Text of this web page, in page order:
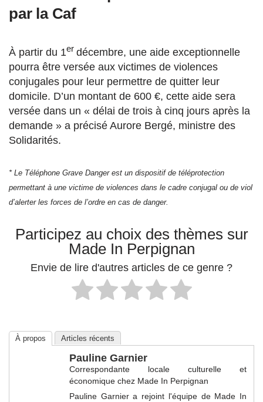
par la Caf
À partir du 1er décembre, une aide exceptionnelle
pourra être versée aux victimes de violences
conjugales pour leur permettre de quitter leur
domicile. D’un montant de 600 €, cette aide sera
versée dans un « délai de trois à cinq jours après la
demande » a précisé Aurore Bergé, ministre des
Solidarités.
* Le Téléphone Grave Danger est un dispositif de téléprotection
permettant à une victime de violences dans le cadre conjugal ou de viol
d’alerter les forces de l’ordre en cas de danger.
Participez au choix des thèmes sur
Made In Perpignan
Envie de lire d'autres articles de ce genre ?
À propos Articles récents
Pauline Garnier
Correspondante locale culturelle et
économique chez Made In Perpignan
Pauline Garnier a rejoint l'équipe de Made In